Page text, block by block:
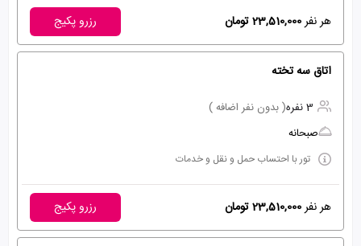
هر نفر23,510,000 تومان رزرو پکیج
اتاق سه تخته
3 نفره
( بدون نفر اضافه )
صبحانه
تور با احتساب حمل و نقل و خدمات
هر نفر23,510,000 تومان رزرو پکیج